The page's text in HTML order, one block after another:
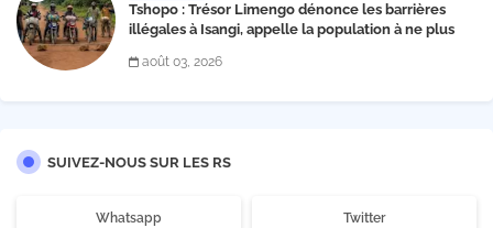
Tshopo : Trésor Limengo dénonce les barrières
illégales à Isangi, appelle la population à ne plus
août 03, 2026
SUIVEZ-NOUS SUR LES RS
Whatsapp Twitter